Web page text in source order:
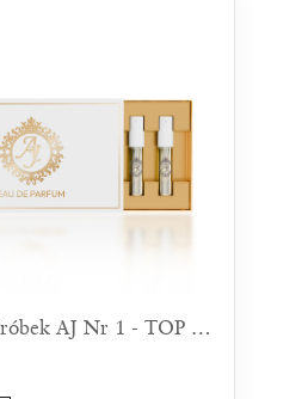
Zestaw Próbek AJ Nr 1 - TOP 5 Dla Kobiet